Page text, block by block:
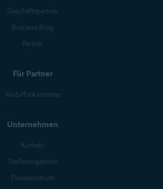
Geschäftspartner
Business-Blog
Partner
Für Partner
Mobilfunkanbieter
Unternehmen
Kontakt
Stellenangebote
Pressezentrum